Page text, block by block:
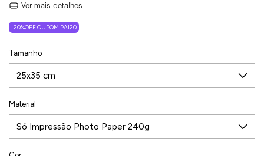
Ver mais detalhes
-20%OFF CUPOM PAI20
Tamanho
Material